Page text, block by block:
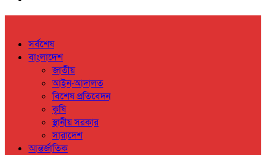
সর্বশেষ
বাংলাদেশ
জাতীয়
আইন-আদালত
বিশেষ প্রতিবেদন
কৃষি
স্থানীয় সরকার
সারাদেশ
আন্তর্জাতিক